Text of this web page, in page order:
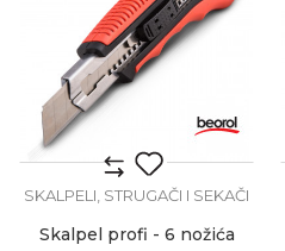
SKALPELI, STRUGAČI I SEKAČI
Skalpel profi - 6 nožića